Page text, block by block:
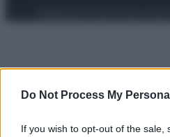
Do Not Process My
If you wish to opt-out of the sale,